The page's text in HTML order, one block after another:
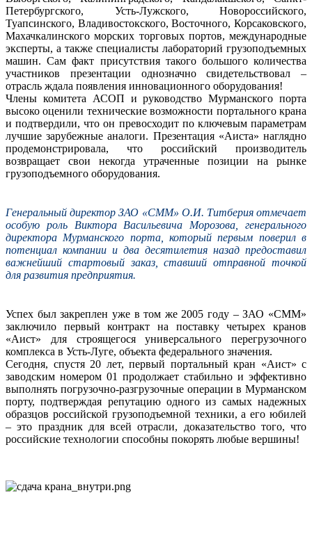
Петербургского, Усть-Лужского, Новороссийского,
Туапсинского, Владивостокского, Восточного, Корсаковского,
Махачкалинского морских торговых портов, международные
эксперты, а также специалисты лабораторий грузоподъемных
машин. Сам факт присутствия такого большого количества
участников презентации однозначно свидетельствовал –
отрасль ждала появления инновационного оборудования!
Члены комитета АСОП и руководство Мурманского порта
высоко оценили технические возможности портального крана
и подтвердили, что он превосходит по ключевым параметрам
лучшие зарубежные аналоги. Презентация «Аиста» наглядно
продемонстрировала, что российский производитель
возвращает свои некогда утраченные позиции на рынке
грузоподъемного оборудования.
Генеральный директор ЗАО «СММ» О.И. Титберия отмечает
особую роль Виктора Васильевича Морозова, генерального
директора Мурманского порта, который первым поверил в
потенциал компании и два десятилетия назад предоставил
важнейший стартовый заказ, ставший отправной точкой
для развития предприятия.
Успех был закреплен уже в том же 2005 году – ЗАО «СММ»
заключило первый контракт на поставку четырех кранов
«Аист» для строящегося универсального перегрузочного
комплекса в Усть-Луге, объекта федерального значения.
Сегодня, спустя 20 лет, первый портальный кран «Аист» с
заводским номером 01 продолжает стабильно и эффективно
выполнять погрузочно-разгрузочные операции в Мурманском
порту, подтверждая репутацию одного из самых надежных
образцов российской грузоподъемной техники, а его юбилей
– это праздник для всей отрасли, доказательство того, что
российские технологии способны покорять любые вершины!